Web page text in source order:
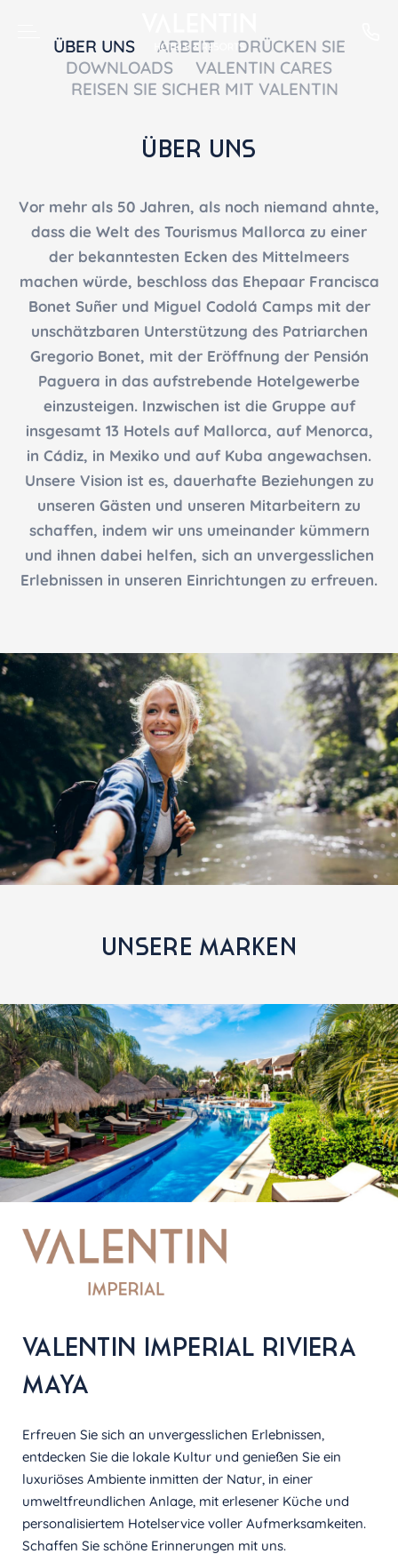
ÜBER UNS ARBEIT
DRÜCKEN SIE
DOWNLOADS
VALENTIN CARES
REISEN SIE SICHER MIT VALENTIN
ÜBER UNS
Vor mehr als 50 Jahren, als noch niemand ahnte,
dass die Welt des Tourismus Mallorca zu einer
der bekanntesten Ecken des Mittelmeers
machen würde, beschloss das Ehepaar Francisca
Bonet Suñer und Miguel Codolá Camps mit der
unschätzbaren Unterstützung des Patriarchen
Gregorio Bonet, mit der Eröffnung der Pensión
Paguera in das aufstrebende Hotelgewerbe
einzusteigen. Inzwischen ist die Gruppe auf
insgesamt 13 Hotels auf Mallorca, auf Menorca,
in Cádiz, in Mexiko und auf Kuba angewachsen.
Unsere Vision ist es, dauerhafte Beziehungen zu
unseren Gästen und unseren Mitarbeitern zu
schaffen, indem wir uns umeinander kümmern
und ihnen dabei helfen, sich an unvergesslichen
Erlebnissen in unseren Einrichtungen zu erfreuen.
UNSERE MARKEN
VALENTIN IMPERIAL RIVIERA
MAYA
Erfreuen Sie sich an unvergesslichen Erlebnissen,
entdecken Sie die lokale Kultur und genießen Sie ein
luxuriöses Ambiente inmitten der Natur, in einer
umweltfreundlichen Anlage, mit erlesener Küche und
personalisiertem Hotelservice voller Aufmerksamkeiten.
Schaffen Sie schöne Erinnerungen mit uns.